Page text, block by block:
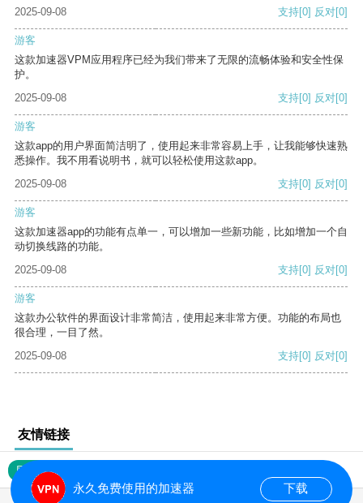
2025-09-08 支持[0] 反对[0]
游客
这款加速器VPM应用程序已经为我们带来了无限的流畅体验和安全性保
护。
2025-09-08
支持[0] 反对[0]
游客
这款app的用户界面简洁明了，使用起来非常容易上手，让我能够快速熟
悉操作。我不用看说明书，就可以轻松使用这款app。
2025-09-08
支持[0] 反对[0]
游客
这款加速器app的功能有点单一，可以增加一些新功能，比如增加一个自
动切换线路的功能。
2025-09-08
支持[0] 反对[0]
游客
这款办公软件的界面设计非常简洁，使用起来非常方便。功能的布局也
很合理，一目了然。
2025-09-08
支持[0] 反对[0]
友情链接
网站地图
永久免费使用的加速器 下载